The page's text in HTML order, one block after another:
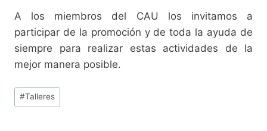
A los miembros del CAU los invitamos a
participar de la promoción y de toda la ayuda de
siempre para realizar estas actividades de la
mejor manera posible.
Etiquetas
de
#Talleres